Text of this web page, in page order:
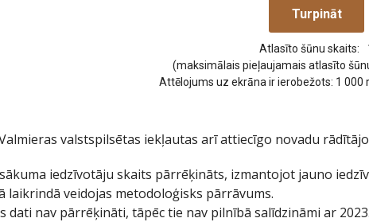
Atlasīto šūnu skaits:
(maksimālais pieļaujamais atlasīto
Attēlojums uz ekrāna ir ierobežots: 1 000
valstspilsētas iekļautas arī attiecīgo novadu
sākuma iedzīvotāju skaits pārrēķināts, izmantojot jauno
laikrindā veidojas metodoloģisks pārrāvums.
dati nav pārrēķināti, tāpēc tie nav pilnībā salīdzināmi ar